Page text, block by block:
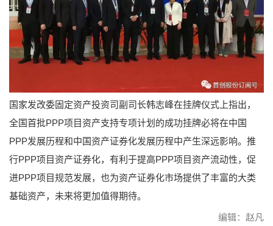
国家发改委固定资产投资司副司长韩志峰在挂牌仪式上指出，
全国首批PPP项目资产支持专项计划的成功挂牌必将在中国
PPP发展历程和中国资产证券化发展历程中产生深远影响。推
行PPP项目资产证券化，有利于提高PPP项目资产流动性，促
进PPP项目规范发展，也为资产证券化市场提供了丰富的大类
基础资产，未来将更加值得期待。
编辑：赵凡